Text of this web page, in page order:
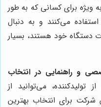
برای کسانی که به طور
می‌کنند و به دنبال
دستگاه خود هستند، بسیار
و راهنمایی در انتخاب
تولیدکننده، می‌توانید از
برای انتخاب بهترین